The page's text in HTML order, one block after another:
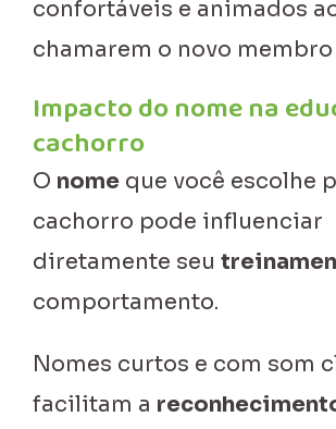
confortáveis e animados
chamarem o novo membro
Impacto do nome na
cachorro
O nome que você escolhe
cachorro pode influenciar
diretamente seu
comportamento.
Nomes curtos e com som
facilitam a